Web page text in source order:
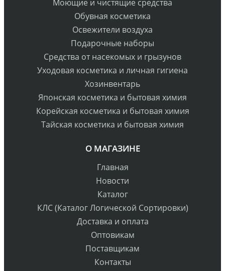
Моющие и чистящие средства
Обувная косметика
Освежители воздуха
Подарочные наборы
Средства от насекомых и грызунов
Уходовая косметика и личная гигиена
Хозинвентарь
Японская косметика и бытовая химия
Корейская косметика и бытовая химия
Тайская косметика и бытовая химия
О МАГАЗИНЕ
Главная
Новости
Каталог
КЛС (Каталог Логической Сортировки)
Доставка и оплата
Оптовикам
Поставщикам
Контакты